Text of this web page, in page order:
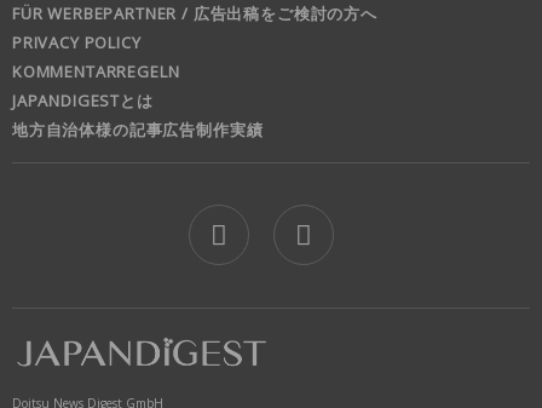
FÜR WERBEPARTNER / 広告出稿をご検討の方へ
PRIVACY POLICY
KOMMENTARREGELN
JAPANDIGESTとは
地方自治体様の記事広告制作実績
Doitsu News Digest GmbH